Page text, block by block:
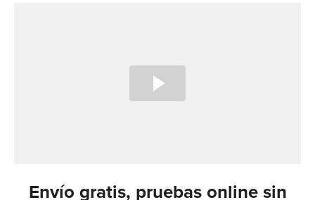
Envío gratis, pruebas online sin